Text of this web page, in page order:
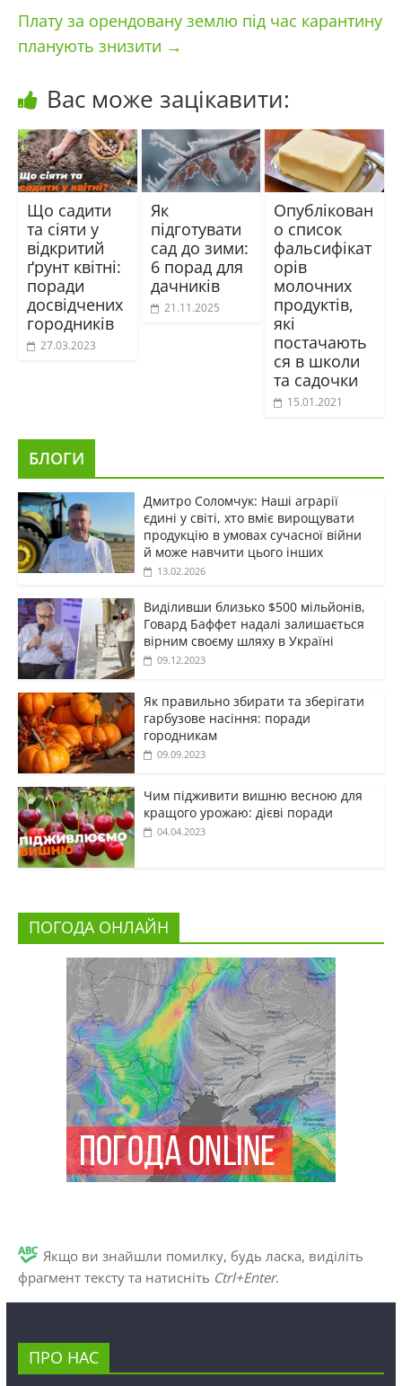
Плату за орендовану землю під час карантину
планують знизити →
Вас може зацікавити:
Що садити
та сіяти у
відкритий
ґрунт квітні:
поради
досвідчених
городників
27.03.2023
Як
підготувати
сад до зими:
6 порад для
дачників
21.11.2025
Опублікован
о список
фальсифікат
орів
молочних
продуктів,
які
постачають
ся в школи
та садочки
15.01.2021
БЛОГИ
Дмитро Соломчук: Наші аграрії
єдині у світі, хто вміє вирощувати
продукцію в умовах сучасної війни
й може навчити цього інших
13.02.2026
Виділивши близько $500 мільйонів,
Говард Баффет надалі залишається
вірним своєму шляху в Україні
09.12.2023
Як правильно збирати та зберігати
гарбузове насіння: поради
городникам
09.09.2023
Чим підживити вишню весною для
кращого урожаю: дієві поради
04.04.2023
ПОГОДА ОНЛАЙН
Якщо ви знайшли помилку, будь ласка, виділіть
фрагмент тексту та натисніть Ctrl+Enter.
ПРО НАС